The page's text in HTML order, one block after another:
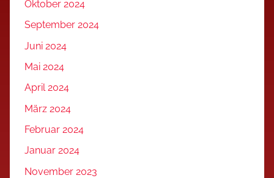
Oktober 2024
September 2024
Juni 2024
Mai 2024
April 2024
März 2024
Februar 2024
Januar 2024
November 2023